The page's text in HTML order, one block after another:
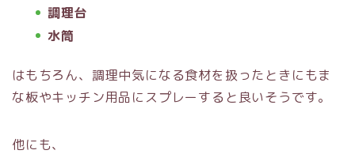
調理台
水筒
はもちろん、調理中気になる食材を扱ったときにもま
な板やキッチン用品にスプレーすると良いそうです。
他にも、